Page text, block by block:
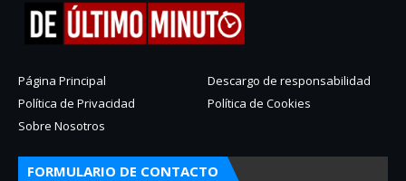
Página Principal
Descargo de responsabilidad
Política de Privacidad
Política de Cookies
Sobre Nosotros
FORMULARIO DE CONTACTO